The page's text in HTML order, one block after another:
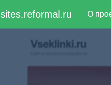
sites.reformal.ru О